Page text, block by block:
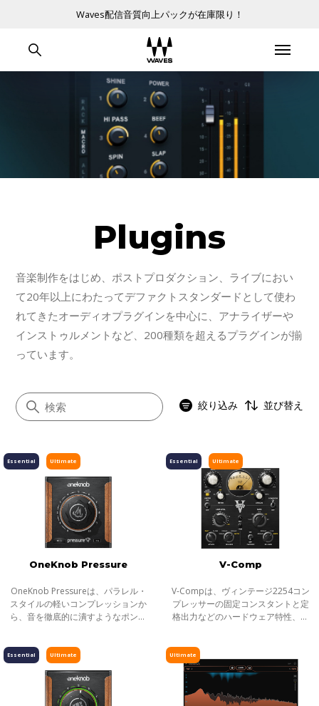
Waves配信音質向上パックが在庫限り！
Plugins
音楽制作をはじめ、ポストプロダクション、ライブにおい
て20年以上にわたってデファクトスタンダードとして使わ
れてきたオーディオプラグインを中心に、アナライザーや
インストゥルメントなど、200種類を超えるプラグインが揃
っています。
すべて
イコライザー
ダイナミクス
ボーカル
マスタリング
サチュレーション／ディストーション
モジュレーション
ピッチ／タイムシフト
ディレイ／リバーブ
エフェクト
絞り込み 並び替え
Ultimate
Essential
OneKnob Pressure
OneKnob Pressureは、パラレル・
スタイルの軽いコンプレッションか
ら、音を徹底的に潰すようなポンピ
すれば、強烈でダーティなサウンド
を得ること
Ultimate
Essential
V-Comp
V-Compは、ヴィンテージ2254コン
プレッサーの固定コンスタントと定
格出力などのハードウェア特性、豊
いダイナミクス・プロセッシング
で、数え切れ
Ultimate
Essential Ultimate